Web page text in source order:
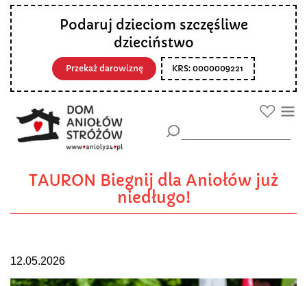
Podaruj dzieciom szczęśliwe
dzieciństwo
Przekaż darowiznę KRS: 0000009221
TAURON Biegnij dla Aniołów już
niedługo!
12.05.2026